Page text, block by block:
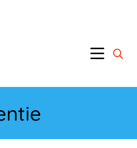
Menu